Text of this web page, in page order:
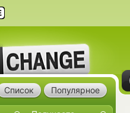
Список Популярное